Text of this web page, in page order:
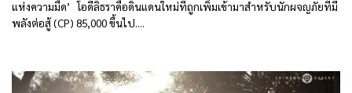
แห่งความมืด’ โอดีลิธราคือดินแดนใหม่ที่ถูกเพิ่มเข้ามาสำหรับนักผจญภัยที่มี
พลังต่อสู้ (CP) 85,000 ขึ้นไป....